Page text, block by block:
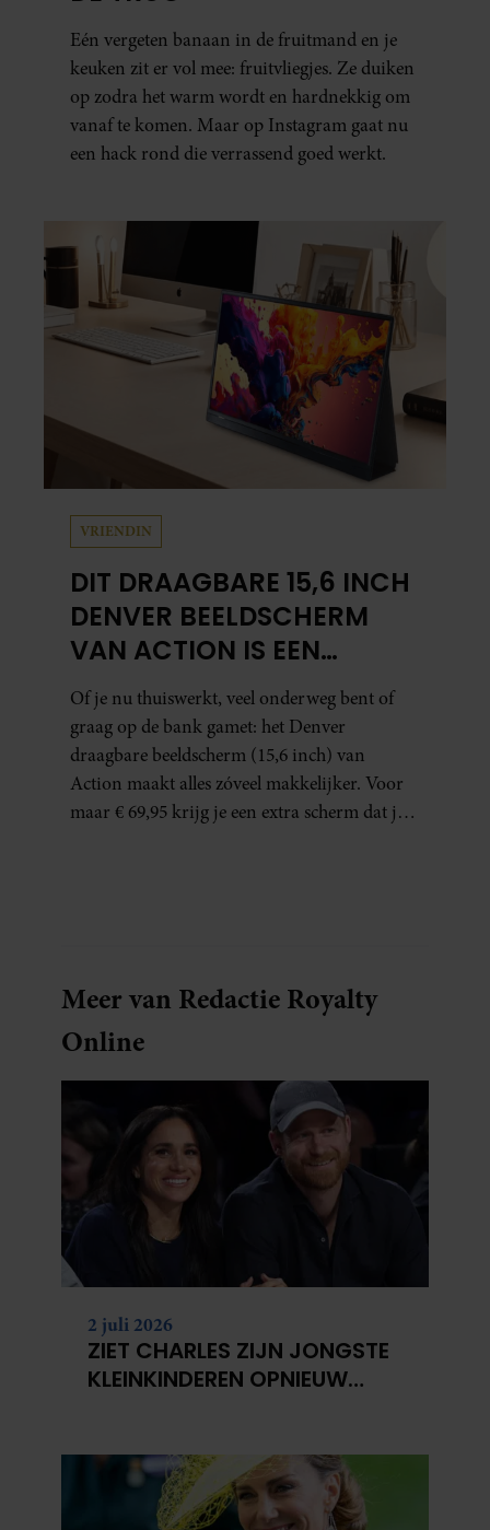
Eén vergeten banaan in de fruitmand en je
keuken zit er vol mee: fruitvliegjes. Ze duiken
op zodra het warm wordt en hardnekkig om
vanaf te komen. Maar op Instagram gaat nu
een hack rond die verrassend goed werkt.
VRIENDIN
DIT DRAAGBARE 15,6 INCH
DENVER BEELDSCHERM
VAN ACTION IS EEN
GAMECHANGER VOOR
THUISWERKERS ÉN BINGE-
WATCHERS
Of je nu thuiswerkt, veel onderweg bent of
graag op de bank gamet: het Denver
draagbare beeldscherm (15,6 inch) van
Action maakt alles zóveel makkelijker. Voor
maar € 69,95 krijg je een extra scherm dat je
Meer van Redactie Royalty
Online
2 juli 2026
ZIET CHARLES ZIJN JONGSTE
KLEINKINDEREN OPNIEUW